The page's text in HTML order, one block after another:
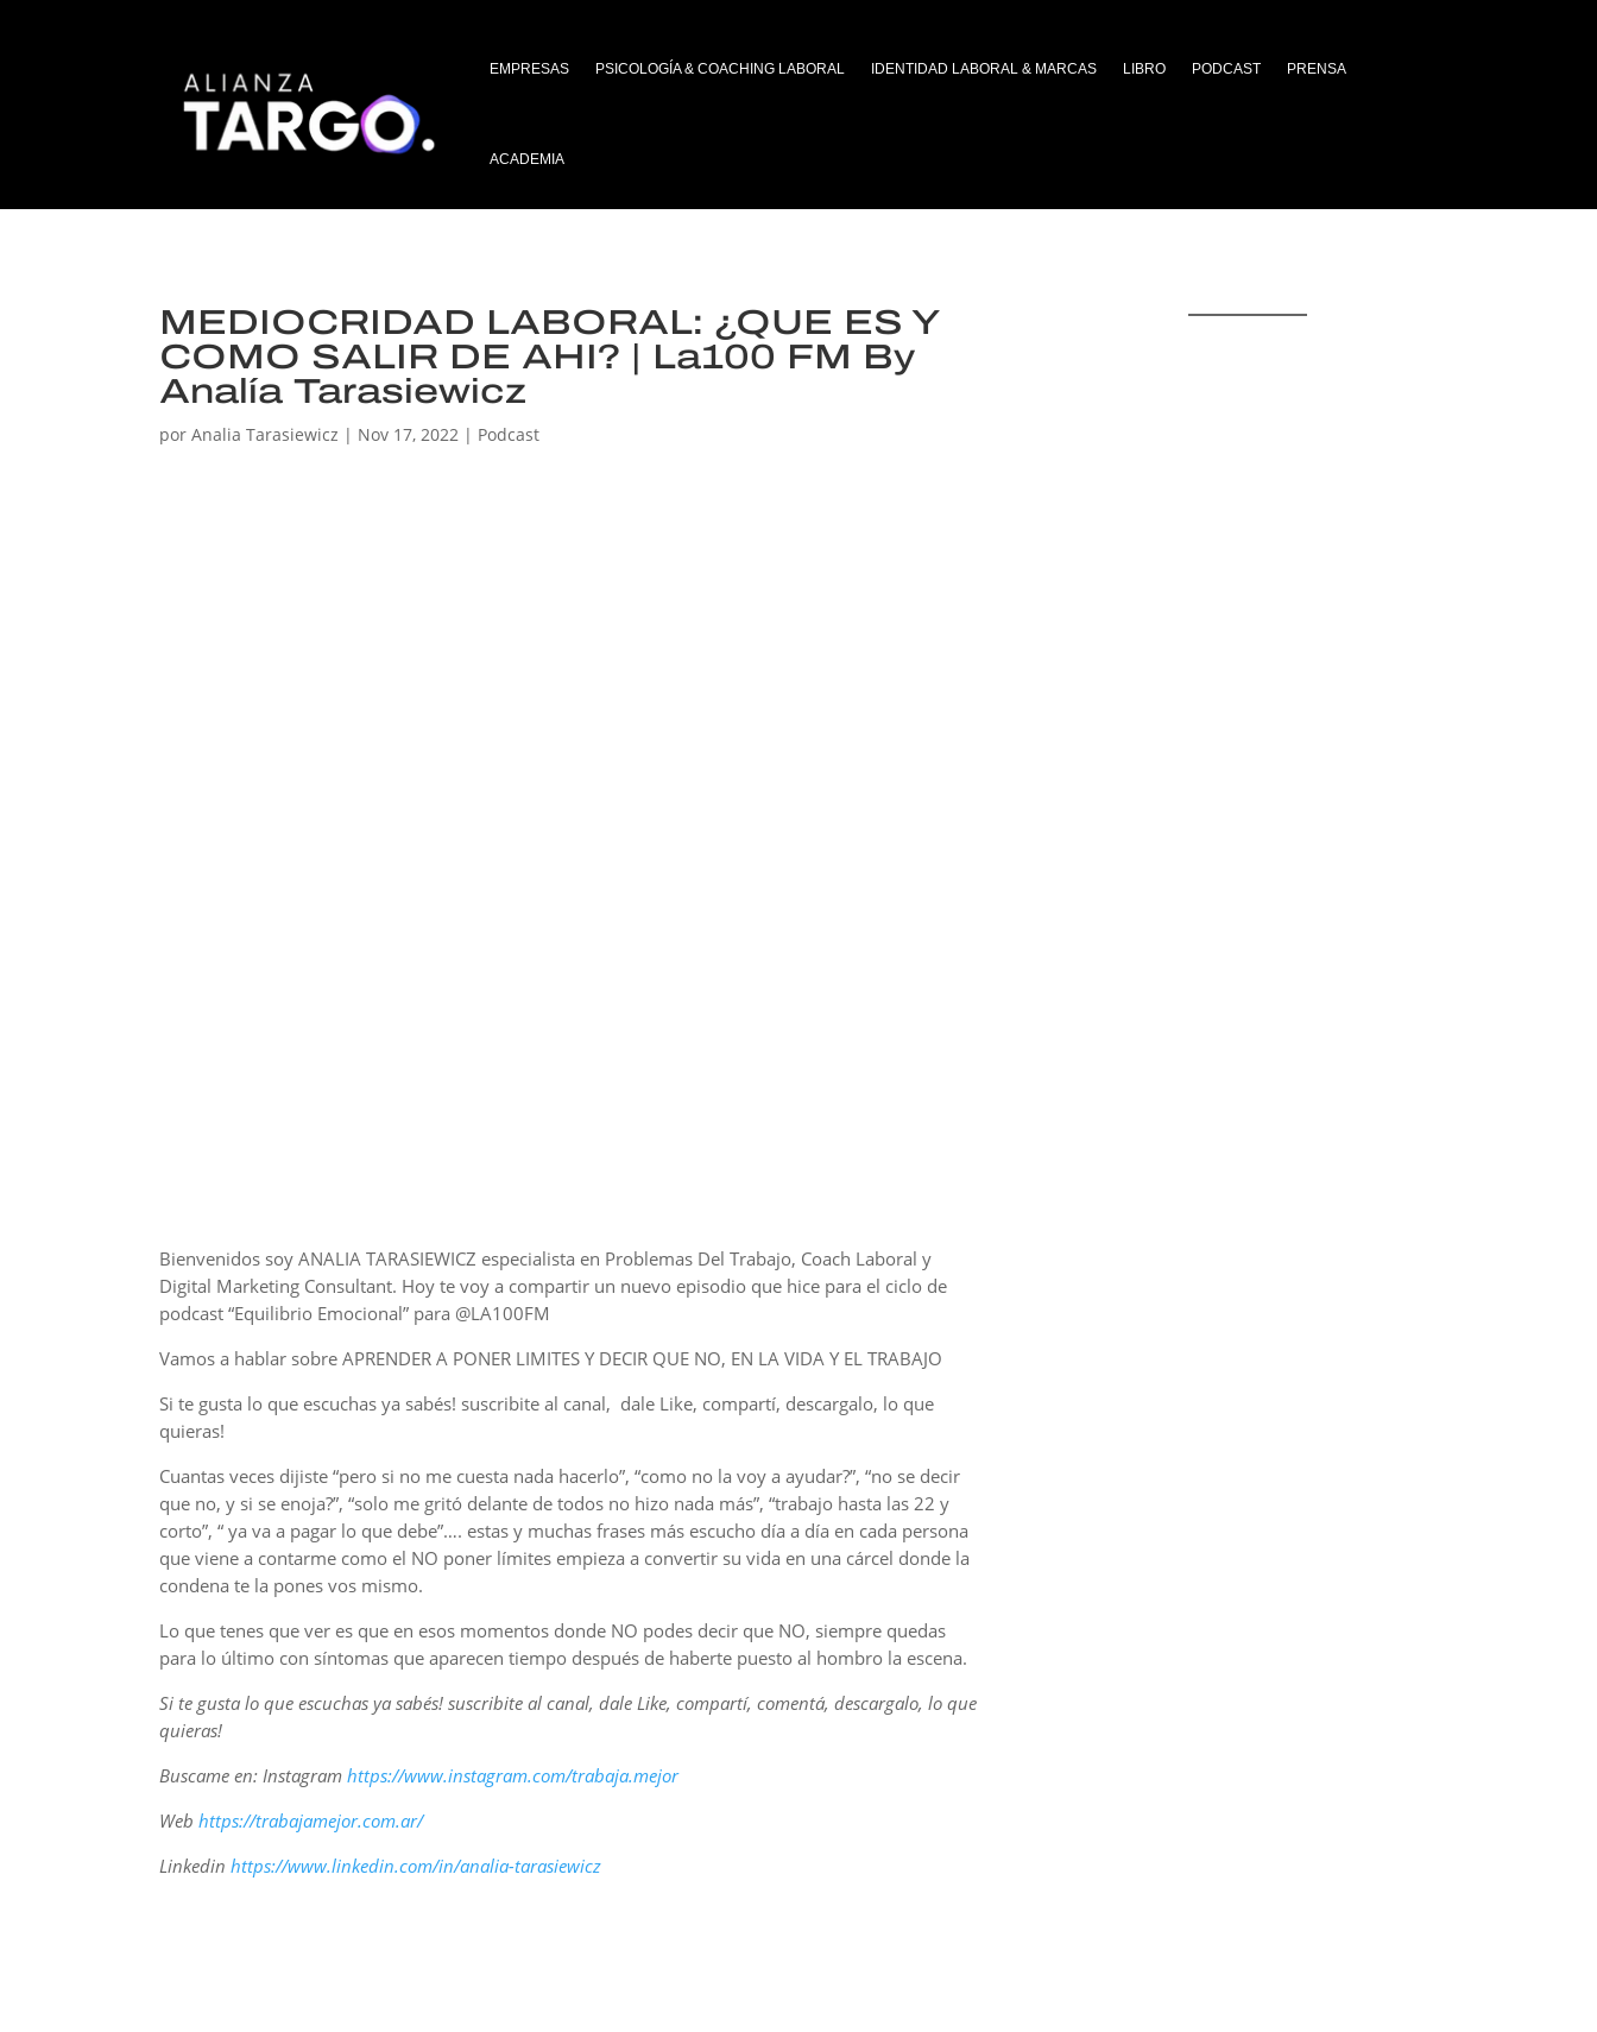
EMPRESAS PSICOLOGÍA & COACHING LABORAL IDENTIDAD LABORAL & MARCAS LIBRO PODCAST PRENSA
ACADEMIA
MEDIOCRIDAD LABORAL: ¿QUE ES Y
COMO SALIR DE AHI? | La100 FM By
Analía Tarasiewicz
porAnalia Tarasiewicz | Nov 17, 2022 | Podcast
Bienvenidos soy ANALIA TARASIEWICZ especialista en Problemas Del Trabajo, Coach Laboral y
Digital Marketing Consultant. Hoy te voy a compartir un nuevo episodio que hice para el ciclo de
podcast “Equilibrio Emocional” para @LA100FM
Vamos a hablar sobre APRENDER A PONER LIMITES Y DECIR QUE NO, EN LA VIDA Y EL TRABAJO
Si te gusta lo que escuchas ya sabés! suscribite al canal, dale Like, compartí, descargalo, lo que
quieras!
Cuantas veces dijiste “pero si no me cuesta nada hacerlo”, “como no la voy a ayudar?”, “no se decir
que no, y si se enoja?”, “solo me gritó delante de todos no hizo nada más”, “trabajo hasta las 22 y
corto”, “ ya va a pagar lo que debe”…. estas y muchas frases más escucho día a día en cada persona
que viene a contarme como el NO poner límites empieza a convertir su vida en una cárcel donde la
condena te la pones vos mismo.
Lo que tenes que ver es que en esos momentos donde NO podes decir que NO, siempre quedas
para lo último con síntomas que aparecen tiempo después de haberte puesto al hombro la escena.
Si te gusta lo que escuchas ya sabés! suscribite al canal, dale Like, compartí, comentá, descargalo, lo que
quieras!
Buscame en: Instagramhttps://www.instagram.com/trabaja.mejor​
Webhttps://trabajamejor.com.ar/​
Linkedinhttps://www.linkedin.com/in/analia-tarasiewicz